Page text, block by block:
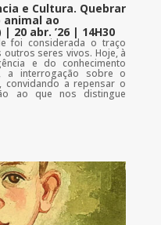
e Cultura. Quebrar
ao
abr. ’26 | 14H30
foi considerada o traço
seres vivos. Hoje, à
e do conhecimento
a interrogação sobre o
convidando a repensar o
ao que nos distingue